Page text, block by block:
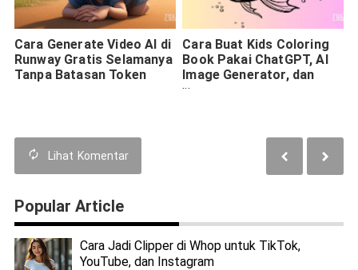
Cara Generate Video AI di
Runway Gratis Selamanya
Tanpa Batasan Token
Cara Buat Kids Coloring
Book Pakai ChatGPT, AI
Image Generator, dan
Canva, Bisa Jual di Etsy
Lihat Komentar
Popular Article
Cara Jadi Clipper di Whop untuk TikTok,
YouTube, dan Instagram